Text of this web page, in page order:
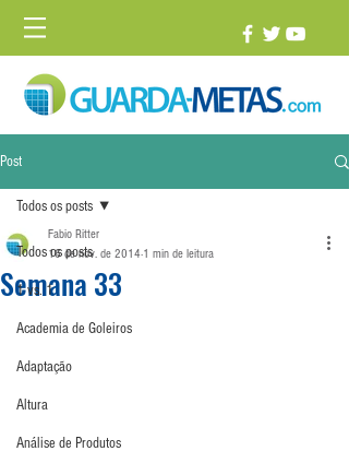
Post
Todos os posts
1 vs. 1
Academia de Goleiros
Adaptação
Altura
Análise de Produtos
Todos os posts
Semana 33
Fabio Ritter
16 de nov. de 2014 1 min de leitura